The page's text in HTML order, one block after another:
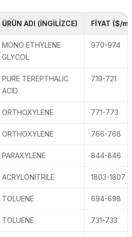
ÜRÜN ADI (İNGİLİZCE) FİYAT ($/
MONO ETHYLENE
GLYCOL
970-974
PURE TEREPTHALIC
ACID
719-721
ORTHOXYLENE 771-773
ORTHOXYLENE 766-768
PARAXYLENE 844-846
ACRYLONITRILE 1803-1807
TOLUENE 694-698
TOLUENE 731-733